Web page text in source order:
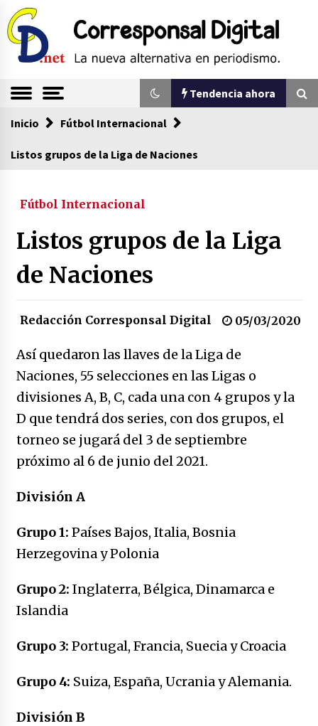
Saltar
al
contenido
Corresponsal
Digital
La nueva alternativa en periodismo
Tendencia ahora
Tendencia ahora
07/08/2026
Sin ser abogado del diablo
congreso en Colombia
Corina Machado y su sed de poder
17/01/2026
Irán, donde están los pinches grupos
feministas
16/01/2026
15/01/2026
Falcao regresa con el rabo entre las patas
07/01/2026
no manda marinero.
Otro regalo navideño de Petrosky, al caído
Inicio Fútbol Internacional
Listos grupos de la Liga de Naciones
Fútbol Internacional
Listos grupos de la Liga
de Naciones
Redacción Corresponsal Digital 05/03/2020
Así quedaron las llaves de la Liga de
Naciones, 55 selecciones en las Ligas o
divisiones A, B, C, cada una con 4 grupos y la
D que tendrá dos series, con dos grupos, el
torneo se jugará del 3 de septiembre
próximo al 6 de junio del 2021.
División A
Grupo 1: Países Bajos, Italia, Bosnia
Herzegovina y Polonia
Grupo 2: Inglaterra, Bélgica, Dinamarca e
Islandia
Grupo 3: Portugal, Francia, Suecia y Croacia
Grupo 4: Suiza, España, Ucrania y Alemania.
División B